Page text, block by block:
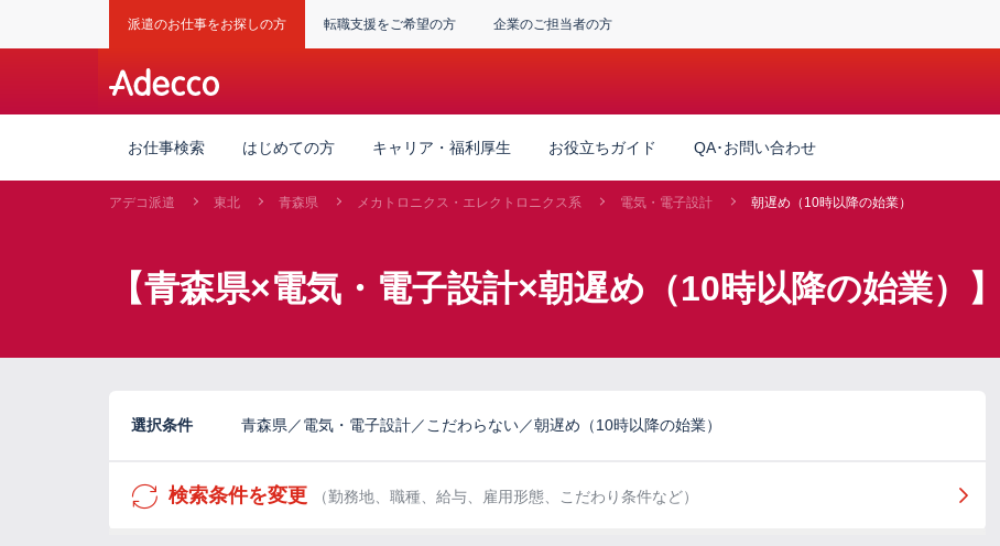
派遣のお仕事をお探しの方 転職支援をご希望の方 企業のご担当者の方
お仕事検索 はじめての方 キャリア・福利厚生 お役立ちガイド QA･お問い合わせ
アデコ派遣 東北 青森県 メカトロニクス・エレクトロニクス系 電気・電子設計 朝遅め（10時以降の始業）
【青森県×電気・電子設計×朝遅め（10時以降の始業）
選択条件 青森県／電気・電子設計／こだわらない／朝遅め（10時以降の始業）
検索条件を変更 （勤務地、職種、給与、雇用形態、こだわり条件など）